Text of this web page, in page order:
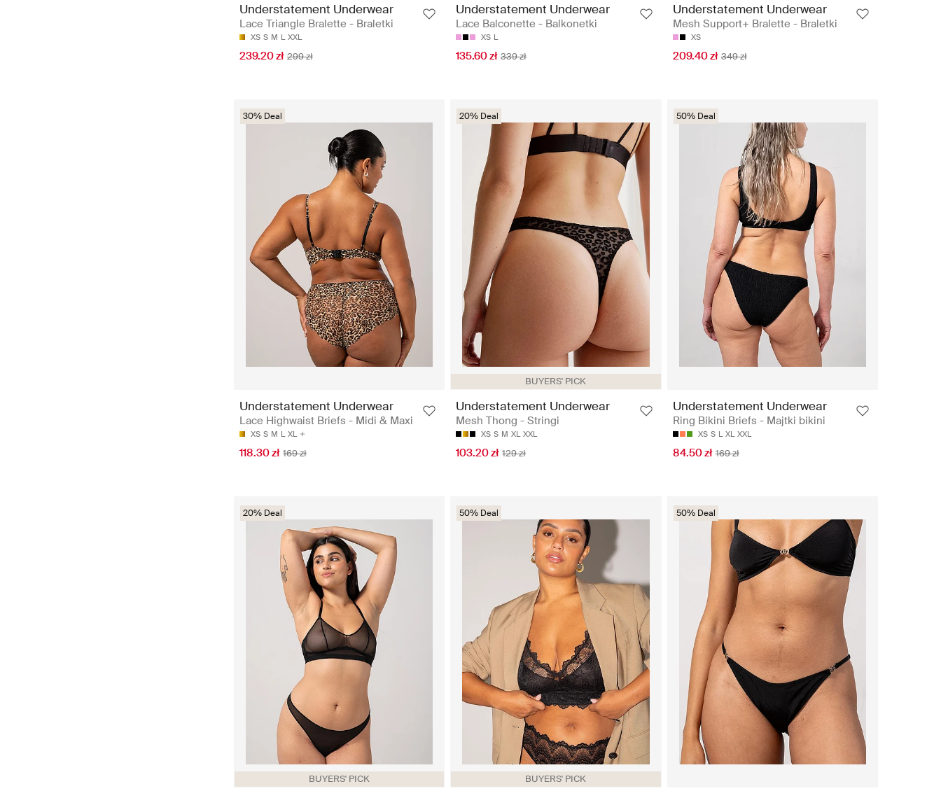
Understatement Underwear
Lace Triangle Bralette - Braletki
XS S M L XXL
239.20 zł 299 zł
Understatement Underwear
Lace Balconette - Balkonetki
XS L
135.60 zł 339 zł
Understatement Underwear
Mesh Support+ Bralette - Braletki
XS
209.40 zł 349 zł
30% Deal
Understatement Underwear
Lace Highwaist Briefs - Midi & Maxi
XS S M L XL
118.30 zł 169 zł
BUYERS' PICK
20% Deal
Understatement Underwear
Mesh Thong - Stringi
XS S M XL XXL
103.20 zł 129 zł
50% Deal
Understatement Underwear
Ring Bikini Briefs - Majtki bikini
XS S L XL XXL
84.50 zł 169 zł
BUYERS' PICK
20% Deal
BUYERS' PICK
50% Deal 50% Deal